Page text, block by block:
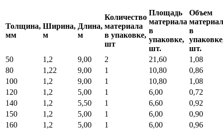
Толщина,
мм
Ширина,
м
Длина,
м
Количество
материала
в упаковке,
шт
Площадь
материала
в
упаковке,
шт.
Объем
в
шт.
50
1,2 9,00 2 21,60
1,08
80
1,22 9,00 1 10,80
0,86
100
1,2 9,00 1 10,80
1,08
120
1,2 5,00 1 6,00
0,72
140
1,2 5,50 1 6,60
0,92
150
1,2 5,00 1 6,00
0,90
160
1,2 5,00 1 6,00
0,96